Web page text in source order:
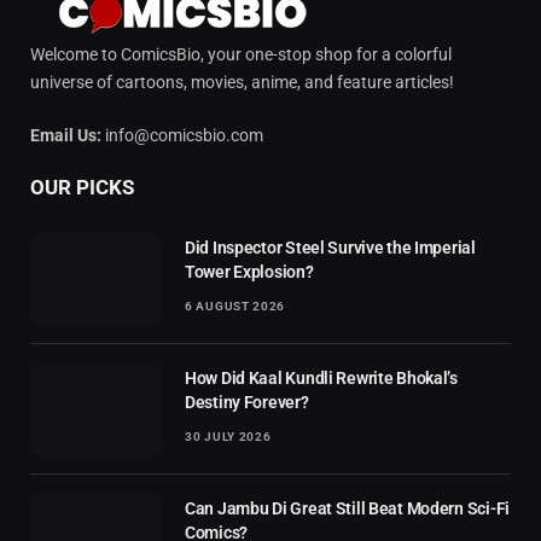
Welcome to ComicsBio, your one-stop shop for a colorful
universe of cartoons, movies, anime, and feature articles!
Email Us: info@comicsbio.com
OUR PICKS
Did Inspector Steel Survive the Imperial
Tower Explosion?
6 AUGUST 2026
How Did Kaal Kundli Rewrite Bhokal’s
Destiny Forever?
30 JULY 2026
Can Jambu Di Great Still Beat Modern Sci-Fi
Comics?